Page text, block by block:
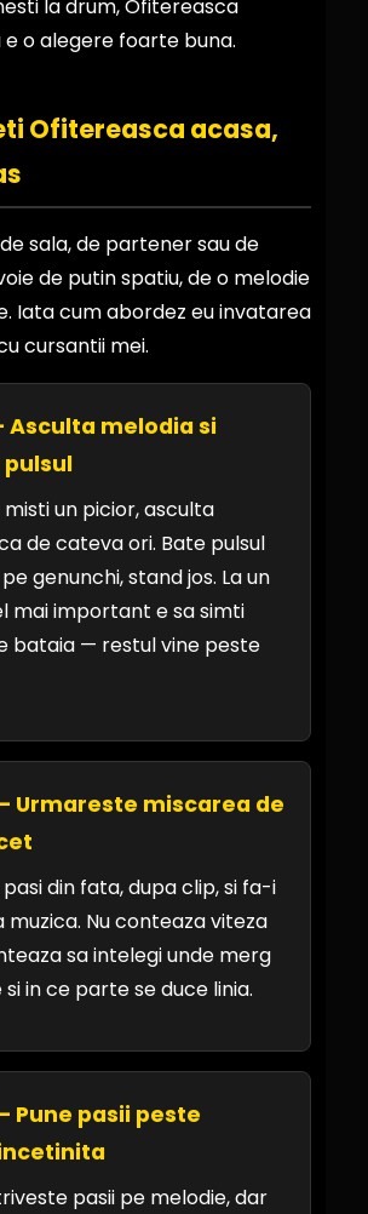
la drum, Ofitereasca
o alegere foarte buna.
Ofitereasca acasa,
sala, de partener sau de
de putin spatiu, de o melodie
Iata cum abordez eu invatarea
cursantii mei.
Asculta melodia si
un picior, asculta
de cateva ori. Bate pulsul
genunchi, stand jos. La un
mai important e sa simti
bataia — restul vine peste
Urmareste miscarea de
din fata, dupa clip, si fa-i
muzica. Nu conteaza viteza
sa intelegi unde merg
in ce parte se duce linia.
Pune pasii peste
pasii pe melodie, dar